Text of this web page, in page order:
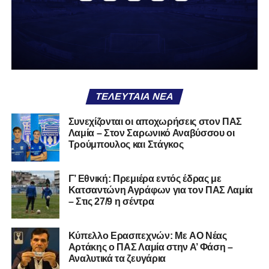
δείχνει να μην ξέρει τι θέλει να είναι. Και αυτό είναι πάντα
φίλαθλοι και περίγυρος, αντί για παράγοντες
Ασχολούνται περισσότερο με τις «χάρες» των άλλων
παρά με τις δικές τους αδυναμίες. Σαν να ψάχνεις
στον διπλανό το γιατί δεν βρέχει, ενώ κρατάς
ομπρέλα μέσα στο σαλόνι.
εμπειρίαανώτερων επιπέδων,δεν μπορεί να εκπέμπει
εικόνα ομάδας-θύματος.Δεν γίνεται να μιλά για «κέντρα
αποφάσεων» και «επιρροές» και «αδικίες».
ομολογούν μειονεξία. Τη διορθώνουν.Βέβαια αυτό
απαιτεί και ισχυρό διοικητικό αποτύπωμα. Κάτι που σε
ΤΕΛΕΥΤΑΊΑ ΝΈΑ
Συνεχίζονται οι αποχωρήσεις στον ΠΑΣ
Λαμία – Στον Σαρωνικό Αναβύσσου οι
Τρούμπουλος και Στάγκος
Γ’ Εθνική: Πρεμιέρα εντός έδρας με
Κατσαντώνη Αγράφων για τον ΠΑΣ Λαμία
– Στις 27/9 η σέντρα
Kύπελλο Ερασιτεχνών: Με AO Nέας
Αρτάκης ο ΠΑΣ Λαμία στην Α’ Φάση –
Αναλυτικά τα ζευγάρια